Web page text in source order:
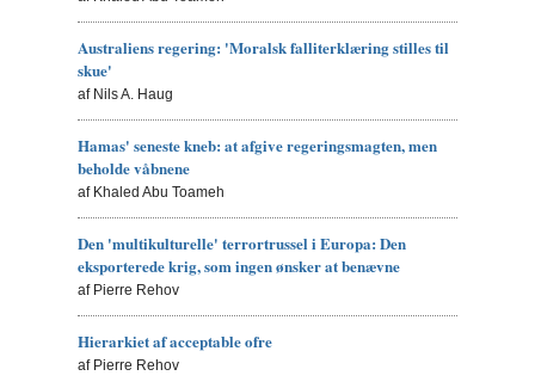
Australiens regering: 'Moralsk falliterklæring stilles til
skue'
af Nils A. Haug
Hamas' seneste kneb: at afgive regeringsmagten, men
beholde våbnene
af Khaled Abu Toameh
Den 'multikulturelle' terrortrussel i Europa: Den
eksporterede krig, som ingen ønsker at benævne
af Pierre Rehov
Hierarkiet af acceptable ofre
af Pierre Rehov